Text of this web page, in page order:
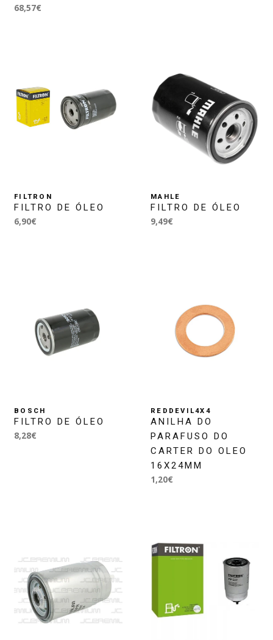
68,57€
FILTRON
FILTRO DE ÓLEO
6,90€
MAHLE
FILTRO DE ÓLEO
9,49€
BOSCH
FILTRO DE ÓLEO
8,28€
REDDEVIL4X4
ANILHA DO
PARAFUSO DO
CARTER DO OLEO
16X24MM
1,20€